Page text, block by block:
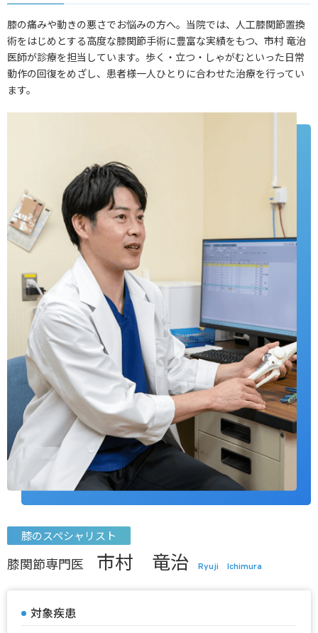
膝の痛みや動きの悪さでお悩みの方へ。当院では、人工膝関節置換
術をはじめとする高度な膝関節手術に豊富な実績をもつ、市村 竜治
医師が診療を担当しています。歩く・立つ・しゃがむといった日常
動作の回復をめざし、患者様一人ひとりに合わせた治療を行ってい
ます。
膝のスペシャリスト
膝関節専門医 市村 竜治 Ryuji Ichimura
対象疾患